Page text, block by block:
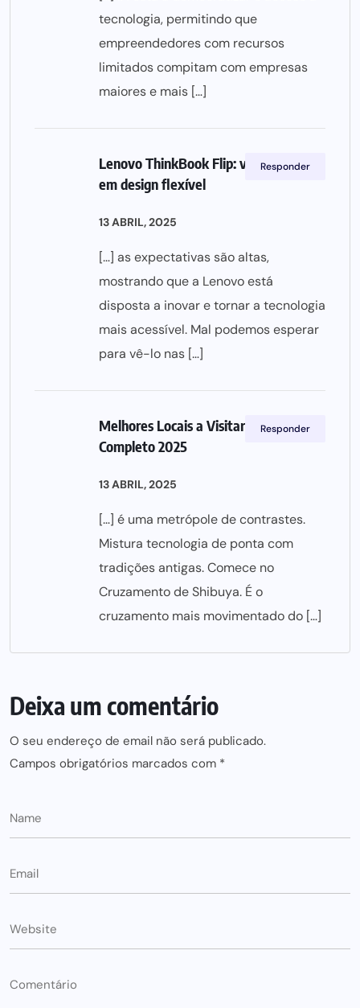
tecnologia, permitindo que
empreendedores com recursos
limitados compitam com empresas
maiores e mais […]
Lenovo ThinkBook Flip: versatilidade
em design flexível
13 ABRIL, 2025
[…] as expectativas são altas,
mostrando que a Lenovo está
disposta a inovar e tornar a tecnologia
mais acessível. Mal podemos esperar
para vê-lo nas […]
Responder
Melhores Locais a Visitar na Ásia: Guia
Completo 2025
13 ABRIL, 2025
[…] é uma metrópole de contrastes.
Mistura tecnologia de ponta com
tradições antigas. Comece no
Cruzamento de Shibuya. É o
cruzamento mais movimentado do […]
Responder
Deixa um comentário
O seu endereço de email não será publicado.
Campos obrigatórios marcados com *